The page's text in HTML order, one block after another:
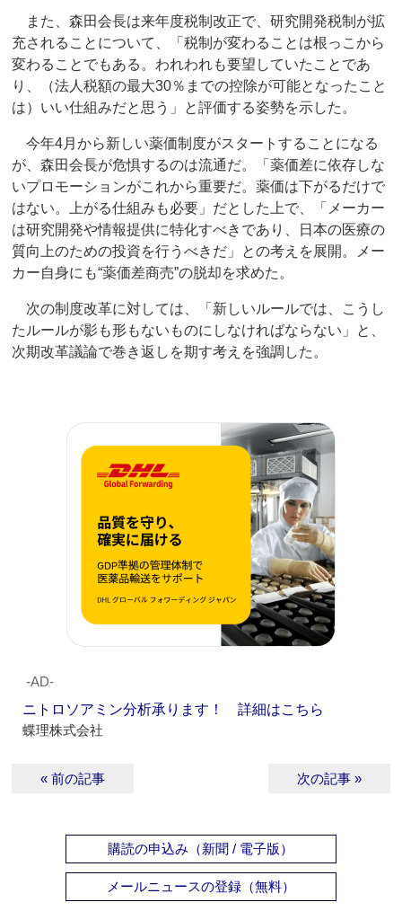
また、森田会長は来年度税制改正で、研究開発税制が拡
充されることについて、「税制が変わることは根っこから
変わることでもある。われわれも要望していたことであ
り、（法人税額の最大30％までの控除が可能となったこと
は）いい仕組みだと思う」と評価する姿勢を示した。
今年4月から新しい薬価制度がスタートすることになる
が、森田会長が危惧するのは流通だ。「薬価差に依存しな
いプロモーションがこれから重要だ。薬価は下がるだけで
はない。上がる仕組みも必要」だとした上で、「メーカー
は研究開発や情報提供に特化すべきであり、日本の医療の
質向上のための投資を行うべきだ」との考えを展開。メー
カー自身にも“薬価差商売”の脱却を求めた。
次の制度改革に対しては、「新しいルールでは、こうし
たルールが影も形もないものにしなければならない」と、
次期改革議論で巻き返しを期す考えを強調した。
‐AD‐
ニトロソアミン分析承ります！ 詳細はこちら
蝶理株式会社
« 前の記事 次の記事 »
購読の申込み（新聞 / 電子版）
メールニュースの登録（無料）